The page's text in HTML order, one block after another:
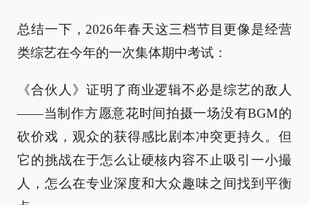
总结一下，2026年春天这三档节目更像是经营
类综艺在今年的一次集体期中考试：
《合伙人》证明了商业逻辑不必是综艺的敌人
——当制作方愿意花时间拍摄一场没有BGM的
砍价戏，观众的获得感比剧本冲突更持久。但
它的挑战在于怎么让硬核内容不止吸引一小撮
人，怎么在专业深度和大众趣味之间找到平衡